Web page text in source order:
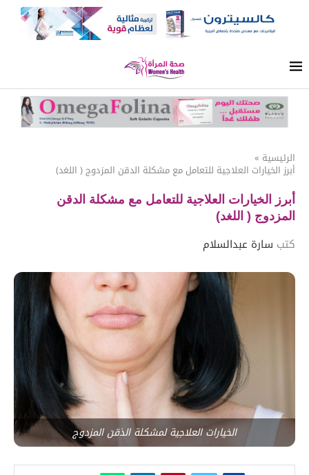
الرئيسية »
أبرز الخيارات العلاجية للتعامل مع مشكلة الدقن المزدوج ( اللغد)
أبرز الخيارات العلاجية للتعامل مع مشكلة الدقن
المزدوج ( اللغد)
كتب سارة عبدالسلام
الخيارات العلاجية لمشكلة الذقن المزدوج